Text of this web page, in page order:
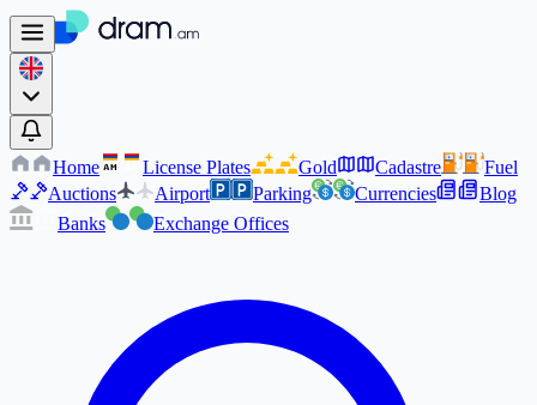
Home AM License Plates Gold Cadastre
Fuel
Auctions
Airport Parking Currencies
Blog
Banks
Exchange Offices